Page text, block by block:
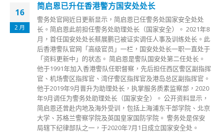
18
12 月
香港湿地公园黑脸琵鹭尸体疑带H5禽流感病毒
香港渔农自然护理署昨日(17日)公布，在天水围香港湿地公园
捡走的1只黑脸琵鹭尸体，初步测试验出H5禽流感病毒，该署
正作进一步确定测试。该雀鸟尸体昨日(16日)在香港湿地公园
的泥滩被发现及捡走，而湿地公园的后海湾是黑脸琵鹭其中1
个主要度冬地。 渔护署表示，发现雀尸地点的3公里范围内有
2个鸡场，已立即通知有关鸡场，并得悉暂时无发现鸡只异常
死亡或有任何禽流感症状。渔护署亦去信雀鸟店主、持牌饲养
宠物家禽和赛鸽人士，提醒他们采取适当预防措施。 该署又
指，香港湿地公园内发现雀尸地点已加强清洁及消毒，园内亦
已张贴告示，提醒游人注意个人卫生，园方会密切留意园内雀
鸟的情况。该署亦会密切留意本地活家禽农场及批发市场，确
保业界采取适当措施预防禽流感。